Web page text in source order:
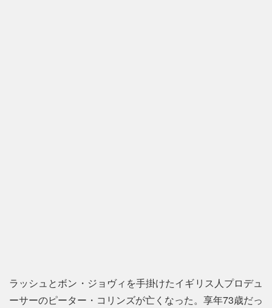
ラッシュとボン・ジョヴィを手掛けたイギリス人プロデュ
ーサーのピーター・コリンズが亡くなった。享年73歳だっ